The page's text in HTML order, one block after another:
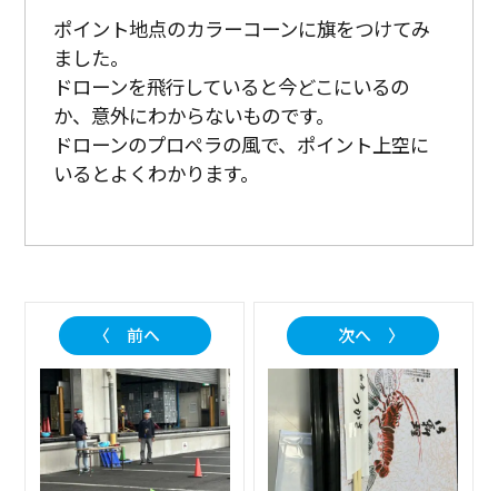
ポイント地点のカラーコーンに旗をつけてみ
ました。
ドローンを飛行していると今どこにいるの
か、意外にわからないものです。
ドローンのプロペラの風で、ポイント上空に
いるとよくわかります。
〈 前へ 次へ 〉